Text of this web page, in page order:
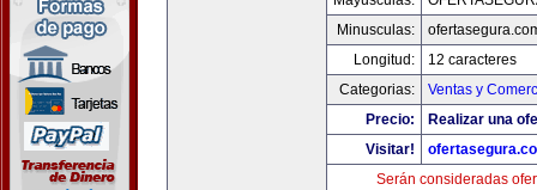
Minusculas:
Longitud:
12 caracteres
Categorias:
Ventas y
Precio:
Realizar una
Visitar!
Serán consideradas